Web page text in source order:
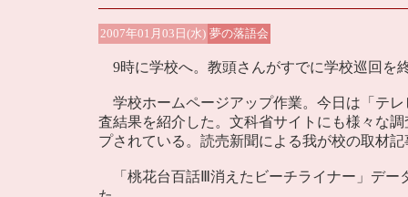
2007年01月03日(水) 夢の落語会
9時に学校へ。教頭さんがすでに学校巡回を
学校ホームページアップ作業。今日は「テ
査結果を紹介した。文科省サイトにも様々な
プされている。読売新聞による我が校の取材
「桃花台百話Ⅲ消えたビーチライナー」デー